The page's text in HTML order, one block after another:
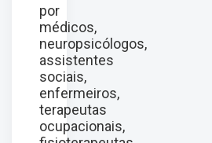
por
médicos,
neuropsicólogos,
assistentes
sociais,
enfermeiros,
terapeutas
ocupacionais,